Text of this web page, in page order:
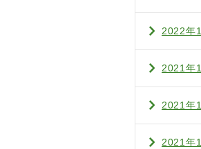
2022年
2021年
2021年
2021年